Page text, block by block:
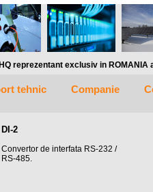
reprezentant exclusiv in
tehnic Companie
DI-2
Convertor de interfata RS-232 /
RS-485.